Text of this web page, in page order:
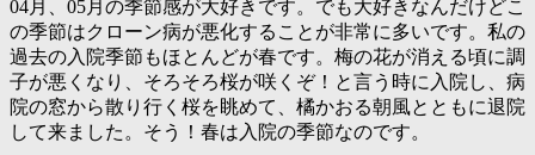
04月、05月の季節感が大好きです。でも大好きなんだけどこ
の季節はクローン病が悪化することが非常に多いです。私の
過去の入院季節もほとんどが春です。梅の花が消える頃に調
子が悪くなり、そろそろ桜が咲くぞ！と言う時に入院し、病
院の窓から散り行く桜を眺めて、橘かおる朝風とともに退院
して来ました。そう！春は入院の季節なのです。